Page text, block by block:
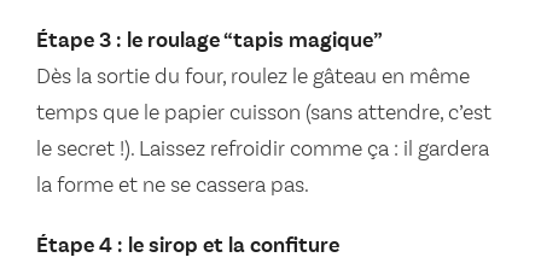
Étape 3 : le roulage “tapis magique”
Dès la sortie du four, roulez le gâteau en même
temps que le papier cuisson (sans attendre, c’est
le secret !). Laissez refroidir comme ça : il gardera
la forme et ne se cassera pas.
Étape 4 : le sirop et la confiture